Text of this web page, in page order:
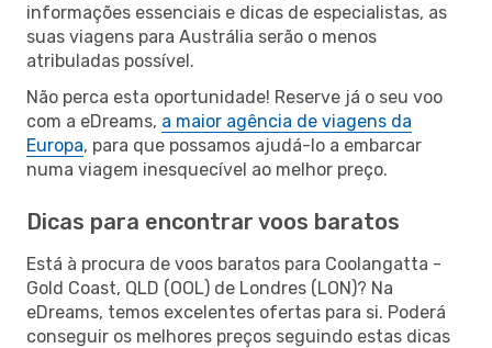
informações essenciais e dicas de especialistas, as
suas viagens para Austrália serão o menos
atribuladas possível.
Não perca esta oportunidade! Reserve já o seu voo
com a eDreams, a maior agência de viagens da
Europa, para que possamos ajudá-lo a embarcar
numa viagem inesquecível ao melhor preço.
Dicas para encontrar voos baratos
Está à procura de voos baratos para Coolangatta -
Gold Coast, QLD (OOL) de Londres (LON)? Na
eDreams, temos excelentes ofertas para si. Poderá
conseguir os melhores preços seguindo estas dicas